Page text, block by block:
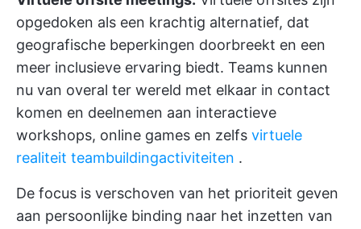
opgedoken als een krachtig alternatief, dat
geografische beperkingen doorbreekt en een
meer inclusieve ervaring biedt. Teams kunnen
nu van overal ter wereld met elkaar in contact
komen en deelnemen aan interactieve
workshops, online games en zelfs virtuele
realiteit teambuildingactiviteiten .
De focus is verschoven van het prioriteit geven
aan persoonlijke binding naar het inzetten van